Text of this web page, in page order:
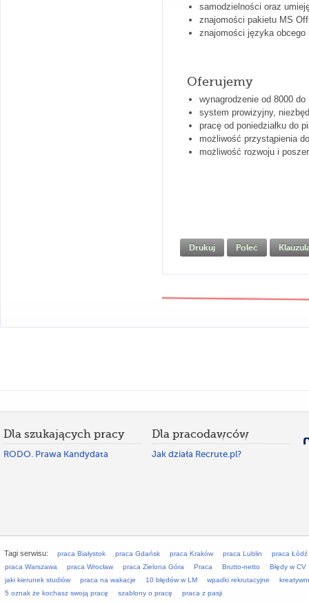
samodzielności oraz
znajomości pakietu MS
znajomości języka
Oferujemy
wynagrodzenie od 8000 do
system prowizyjny,
pracę od poniedziałku do
możliwość przystąpienia
możliwość rozwoju i
Drukuj Poleć
Dla szukających pracy
RODO. Prawa Kandydata
Dla pracodawców
Jak działa Recrute.pl?
Tagi serwisu: praca Białystok praca Gdańsk praca Kraków praca Lublin
praca Łódź
praca Warszawa
praca Wrocław praca Zielona Góra Praca Brutto-netto
Błędy w CV
jaki kierunek studiów
praca na wakacje 10 błędów w LM wpadki rekrutacyjne
5 oznak że kochasz swoją pracę
szablony o pracę praca z pasji